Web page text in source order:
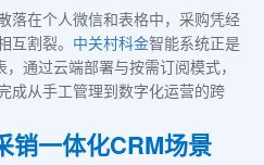
落在个人微信和表格中，采购凭经
割裂。 中关村科金智能系统正是
通过云端部署与按需订阅模式，
成从手工管理到数字化运营的跨
销一体化CRM场景